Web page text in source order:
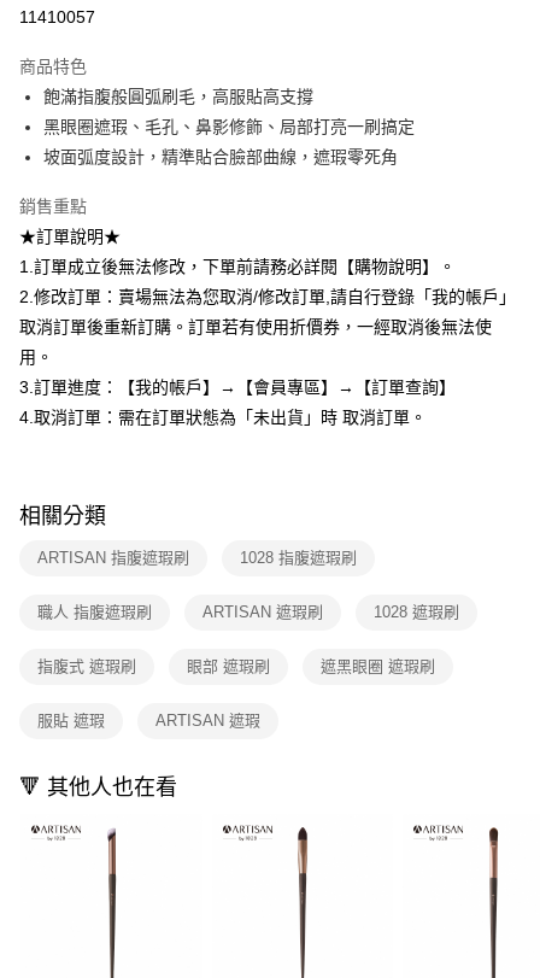
１．簡單：不需註冊會員、不需綁卡、不需儲值。
３．安心：先確認商品／服務後，再付款。
【「AFTEE先享後付」結帳流程】
１．於結帳方式選擇「AFTEE先享後付」後，將跳轉至「AFTEE先享後付」
２．訂單成立數日內，您將收到繳費通知簡訊。
ATM／網路銀行／等多元方式進行付款，方視為交易完成。
※ 請注意：結帳手續完成當下不需立刻繳費，但若您需要取消訂單，請聯絡
後付繳納相關費用。
※ 交易是否成功請以「AFTEE先享後付 」之結帳頁面顯示為準，若有關於
是否繳費成功／繳費後需取消欲退款等相關疑問，請聯繫「AFTEE先享後付
客戶支援中心」https://netprotections.freshdesk.com/support/home
【注意事項】
易，需依本服務之必要範圍內提供個人資料，並將交易相關給付款項請求債
３．未成年的使用者請事先徵得法定代理人或監護人之同意方可使用
任。
請求用戶進行身份認證。
恩沛科技股份有限公司將有權停止該用戶之使用額度並採取法律行動。
運送方式
全家取貨付款
每筆NT$80，滿NT$599(含以上)免運費
付款後全家取貨
7-11取貨付款
每筆NT$80，滿NT$599(含以上)免運費
付款後7-11取貨
每筆NT$80，滿NT$599(含以上)免運費
每筆NT$90，滿NT$599(含以上)免運費
11410057
商品特色
飽滿指腹般圓弧刷毛，高服貼高支撐
黑眼圈遮瑕、毛孔、鼻影修飾、局部打亮一刷搞定
坡面弧度設計，精準貼合臉部曲線，遮瑕零死角
銷售重點
★訂單說明★
1.訂單成立後無法修改，下單前請務必詳閱【購物說明】。
2.修改訂單：賣場無法為您取消/修改訂單,請自行登錄「我的帳戶」
取消訂單後重新訂購。訂單若有使用折價券，一經取消後無法使
用。
3.訂單進度：【我的帳戶】→【會員專區】→【訂單查詢】
4.取消訂單：需在訂單狀態為「未出貨」時 取消訂單。
相關分類
ARTISAN 指腹遮瑕刷 1028 指腹遮瑕刷
職人 指腹遮瑕刷 ARTISAN 遮瑕刷 1028 遮瑕刷
指腹式 遮瑕刷 眼部 遮瑕刷 遮黑眼圈 遮瑕刷
服貼 遮瑕 ARTISAN 遮瑕
🔻 其他人也在看